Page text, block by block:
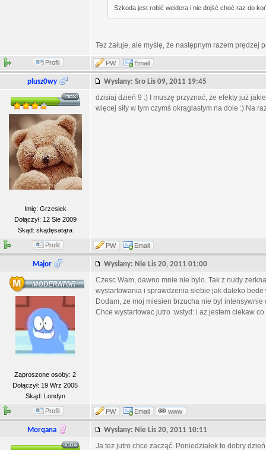
Szkoda jest robić weidera i nie dojść choć raz do
Tez żałuje, ale myślę, że następnym razem prędzej
Profil PW Email
plusz0wy Wysłany: Sro Lis 09, 2011 19:45
Imię: Grzesiek
Dołączył: 12 Sie 2009
Skąd: skądęsatąra
dzisiaj dzień 9 :) I muszę przyznać, że efekty już
więcej siły w tym czymś okrąglastym na dole :) Na
Profil PW Email
Major Wysłany: Nie Lis 20, 2011 01:00
Zaproszone osoby: 2
Dołączył: 19 Wrz 2005
Skąd: Londyn
Czesc Wam, dawno mnie nie bylo. Tak z nudy
wystartowania i sprawdzenia siebie jak daleko bede
Dodam, ze moj miesien brzucha nie byl
Chce wystartowac jutro :wstyd: i az jestem ciekaw
Profil PW Email www
Morqana Wysłany: Nie Lis 20, 2011 10:11
Ja tez jutro chce zacząć. Poniedziałek to dobry